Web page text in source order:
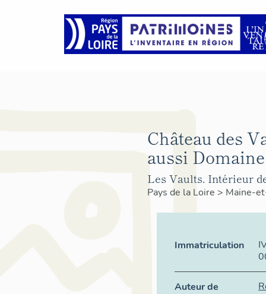
Château des
aussi
Les Vaults. Intérieur
Pays de la Loire > Maine-
Immatriculation
Auteur de